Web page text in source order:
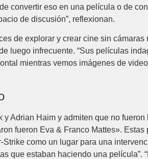
convertir eso en una película o de
de discusión”, reflexionan.
de explorar y crear cine sin cámaras
luego infrecuente. “Sus películas
mientras vemos imágenes de
Adrian Haim y admiten que no fueron
fueron Eva & Franco Mattes».
como un lugar para una
que estaban haciendo una película”.